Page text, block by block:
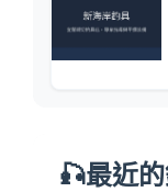
🎣最近